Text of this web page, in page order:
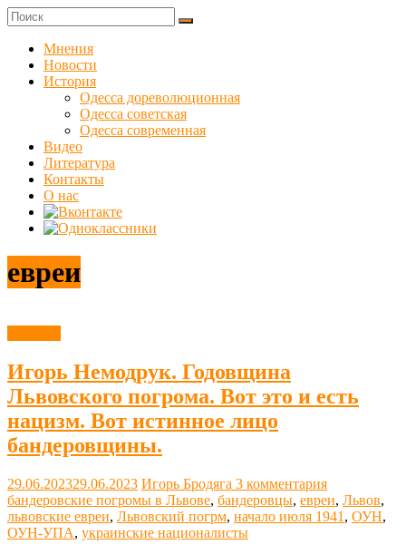
Skip
to
content
Куликовец
Сайт
одесского
сопротивления
Мнения
Новости
История
Одесса дореволюционная
Одесса советская
Одесса современная
Видео
Литература
Контакты
О нас
евреи
Игорь Немодрук. Годовщина
Львовского погрома. Вот это и есть
нацизм. Вот истинное лицо
бандеровщины.
29.06.202329.06.2023 Игорь Бродяга 3 комментария
бандеровские погромы в Львове, бандеровцы, евреи, Львов,
львовские евреи, Львовский погрм, начало июля 1941 , ОУН,
ОУН-УПА, украинские националисты